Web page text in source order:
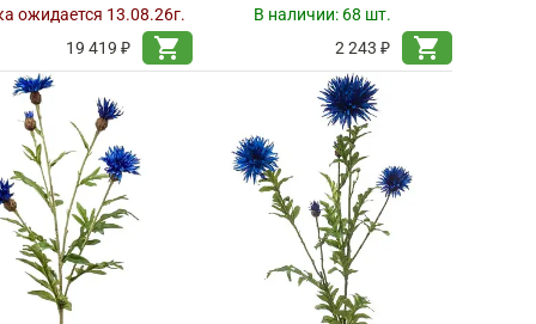
ожидается 13.08.26г.
19 419 ₽
shopping_cart
В наличии: 68 шт.
2 243 ₽
shopping_cart